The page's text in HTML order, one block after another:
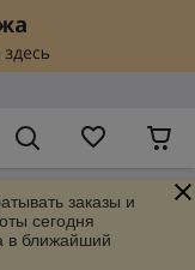
заказы и
сегодня
в ближайший